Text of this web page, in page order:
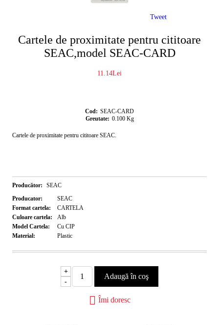
Cartele de proximitate pentru cititoare
SEAC,model SEAC-CARD
11.14Lei
Cod: SEAC-CARD
Greutate: 0.100 Kg
Cartele de proximitate pentru cititoare SEAC.
Producător:
SEAC
Producator:
SEAC
Format cartela:
CARTELA
Culoare cartela:
Alb
Model Cartela:
Cu CIP
Material:
Plastic
+
-
Îmi doresc
Tweet